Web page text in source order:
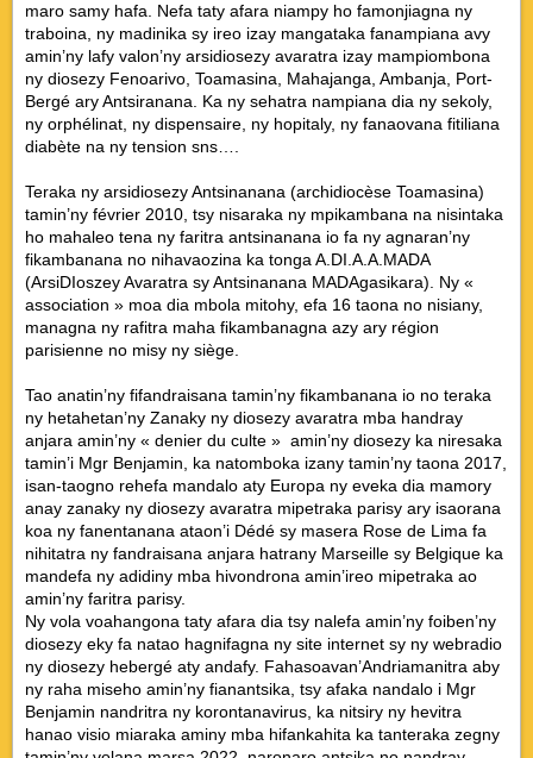
maro samy hafa. Nefa taty afara niampy ho famonjiagna ny
traboina, ny madinika sy ireo izay mangataka fanampiana avy
amin’ny lafy valon’ny arsidiosezy avaratra izay mampiombona
ny diosezy Fenoarivo, Toamasina, Mahajanga, Ambanja, Port-
Bergé ary Antsiranana. Ka ny sehatra nampiana dia ny sekoly,
ny orphélinat, ny dispensaire, ny hopitaly, ny fanaovana fitiliana
diabète na ny tension sns….
Teraka ny arsidiosezy Antsinanana (archidiocèse Toamasina)
tamin’ny février 2010, tsy nisaraka ny mpikambana na nisintaka
ho mahaleo tena ny faritra antsinanana io fa ny agnaran’ny
fikambanana no nihavaozina ka tonga A.DI.A.A.MADA
(ArsiDIoszey Avaratra sy Antsinanana MADAgasikara). Ny «
association » moa dia mbola mitohy, efa 16 taona no nisiany,
managna ny rafitra maha fikambanagna azy ary région
parisienne no misy ny siège.
Tao anatin’ny fifandraisana tamin’ny fikambanana io no teraka
ny hetahetan’ny Zanaky ny diosezy avaratra mba handray
anjara amin’ny « denier du culte » amin’ny diosezy ka niresaka
tamin’i Mgr Benjamin, ka natomboka izany tamin’ny taona 2017,
isan-taogno rehefa mandalo aty Europa ny eveka dia mamory
anay zanaky ny diosezy avaratra mipetraka parisy ary isaorana
koa ny fanentanana ataon’i Dédé sy masera Rose de Lima fa
nihitatra ny fandraisana anjara hatrany Marseille sy Belgique ka
mandefa ny adidiny mba hivondrona amin’ireo mipetraka ao
amin’ny faritra parisy.
Ny vola voahangona taty afara dia tsy nalefa amin’ny foiben’ny
diosezy eky fa natao hagnifagna ny site internet sy ny webradio
ny diosezy hebergé aty andafy. Fahasoavan’Andriamanitra aby
ny raha miseho amin’ny fianantsika, tsy afaka nandalo i Mgr
Benjamin nandritra ny korontanavirus, ka nitsiry ny hevitra
hanao visio miaraka aminy mba hifankahita ka tanteraka zegny